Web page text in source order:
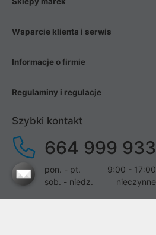
Wsparcie klienta i serwis
Informacje o firmie
Regulaminy i regulacje
Szybki kontakt
664 999 933
pon. - pt.
9:00 - 17:00
sob. - niedz.
nieczynne